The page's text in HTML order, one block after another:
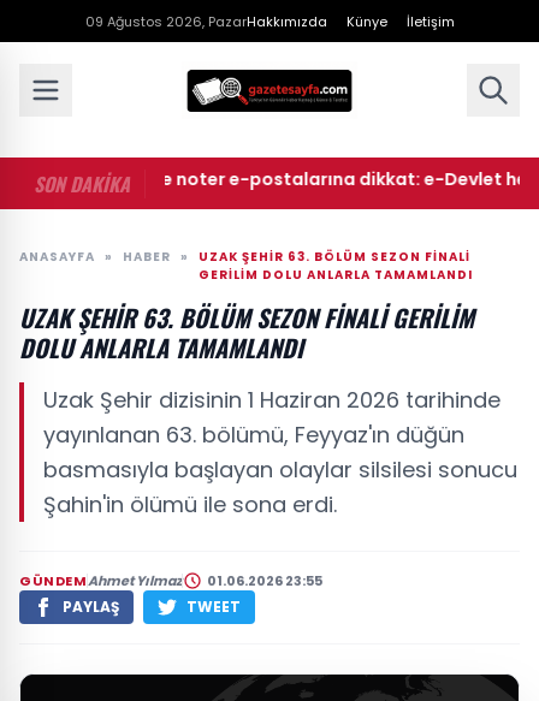
09 Ağustos 2026, PazarHakkımızda Künye İletişim
SON DAKİKA
• Mahkeme ve noter e-postalarına dikkat: e-Devlet
ANASAYFA » HABER »
UZAK ŞEHIR 63. BÖLÜM SEZON FINALI
GERILIM DOLU ANLARLA TAMAMLANDI
UZAK ŞEHIR 63. BÖLÜM SEZON FINALI GERILIM
DOLU ANLARLA TAMAMLANDI
Uzak Şehir dizisinin 1 Haziran 2026 tarihinde
yayınlanan 63. bölümü, Feyyaz'ın düğün
basmasıyla başlayan olaylar silsilesi sonucu
Şahin'in ölümü ile sona erdi.
GÜNDEMAhmet Yılmaz 01.06.2026 23:55
PAYLAŞ TWEET